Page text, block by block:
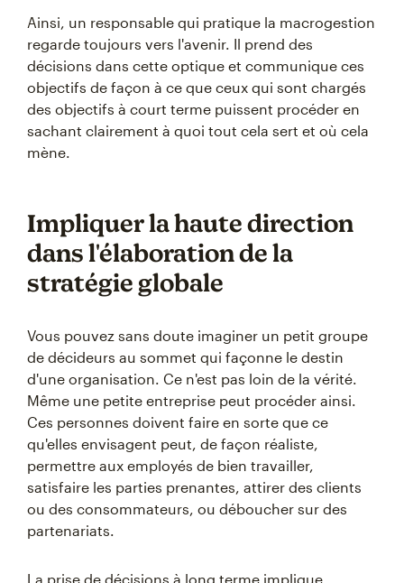
Ainsi, un responsable qui pratique la macrogestion
regarde toujours vers l'avenir. Il prend des
décisions dans cette optique et communique ces
objectifs de façon à ce que ceux qui sont chargés
des objectifs à court terme puissent procéder en
sachant clairement à quoi tout cela sert et où cela
mène.
Impliquer la haute direction
dans l'élaboration de la
stratégie globale
Vous pouvez sans doute imaginer un petit groupe
de décideurs au sommet qui façonne le destin
d'une organisation. Ce n'est pas loin de la vérité.
Même une petite entreprise peut procéder ainsi.
Ces personnes doivent faire en sorte que ce
qu'elles envisagent peut, de façon réaliste,
permettre aux employés de bien travailler,
satisfaire les parties prenantes, attirer des clients
ou des consommateurs, ou déboucher sur des
partenariats.
La prise de décisions à long terme implique